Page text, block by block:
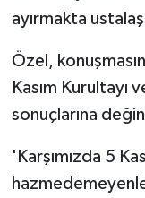
ayırmakta
Özel,
Kasım Kurultayı
sonuçlarına
'Karşımızda 5